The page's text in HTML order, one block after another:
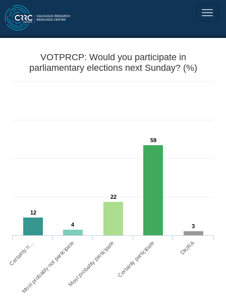
VOTPRCP: Would you participate in
parliamentary elections next Sunday? (%)
12
4
22
59
3
Certainly n…
Most probably not participateMost probably participate Certainly participate DK/RA